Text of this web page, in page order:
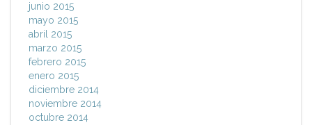
junio 2015
mayo 2015
abril 2015
marzo 2015
febrero 2015
enero 2015
diciembre 2014
noviembre 2014
octubre 2014